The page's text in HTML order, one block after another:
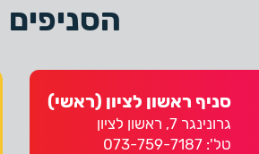
הסניפים
סניף ראשון לציון (ראשי)
גרונינגר 7, ראשון לציון
טל': 073-759-7187